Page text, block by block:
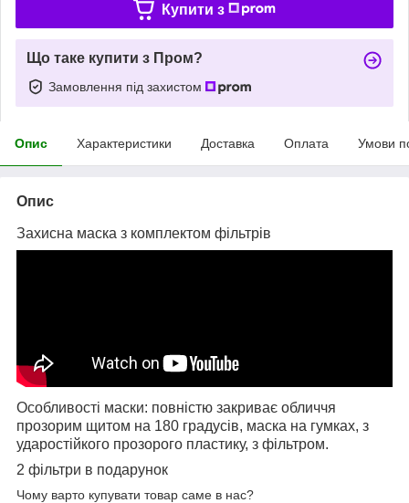
Купити з
Що таке купити з Пром?
Замовлення під захистом
Опис Характеристики Доставка Оплата Умови
Опис
Захисна маска з комплектом фільтрів
Особливості маски: повністю закриває обличчя
прозорим щитом на 180 градусів, маска на гумках, з
ударостійкого прозорого пластику, з фільтром.
2 фільтри в подарунок
Чому варто купувати товар саме в нас?